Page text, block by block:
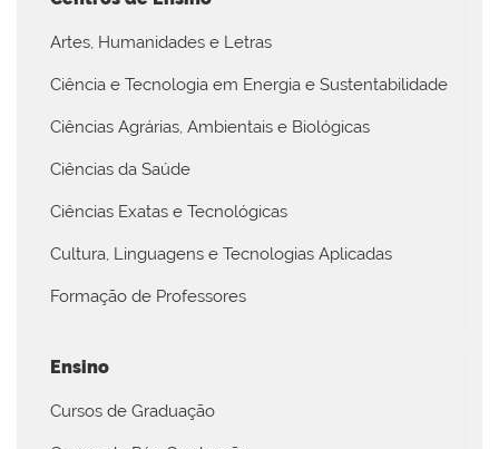
Artes, Humanidades e Letras
Ciência e Tecnologia em Energia e Sustentabilidade
Ciências Agrárias, Ambientais e Biológicas
Ciências da Saúde
Ciências Exatas e Tecnológicas
Cultura, Linguagens e Tecnologias Aplicadas
Formação de Professores
Ensino
Cursos de Graduação